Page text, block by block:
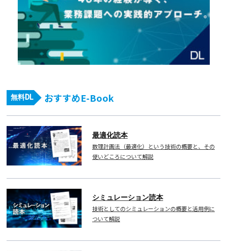
無料DL おすすめE-Book
最適化読本
数理計画法（最適化）という技術の概要と、その
使いどころについて解説
シミュレーション読本
技術としてのシミュレーションの概要と活用例に
ついて解説